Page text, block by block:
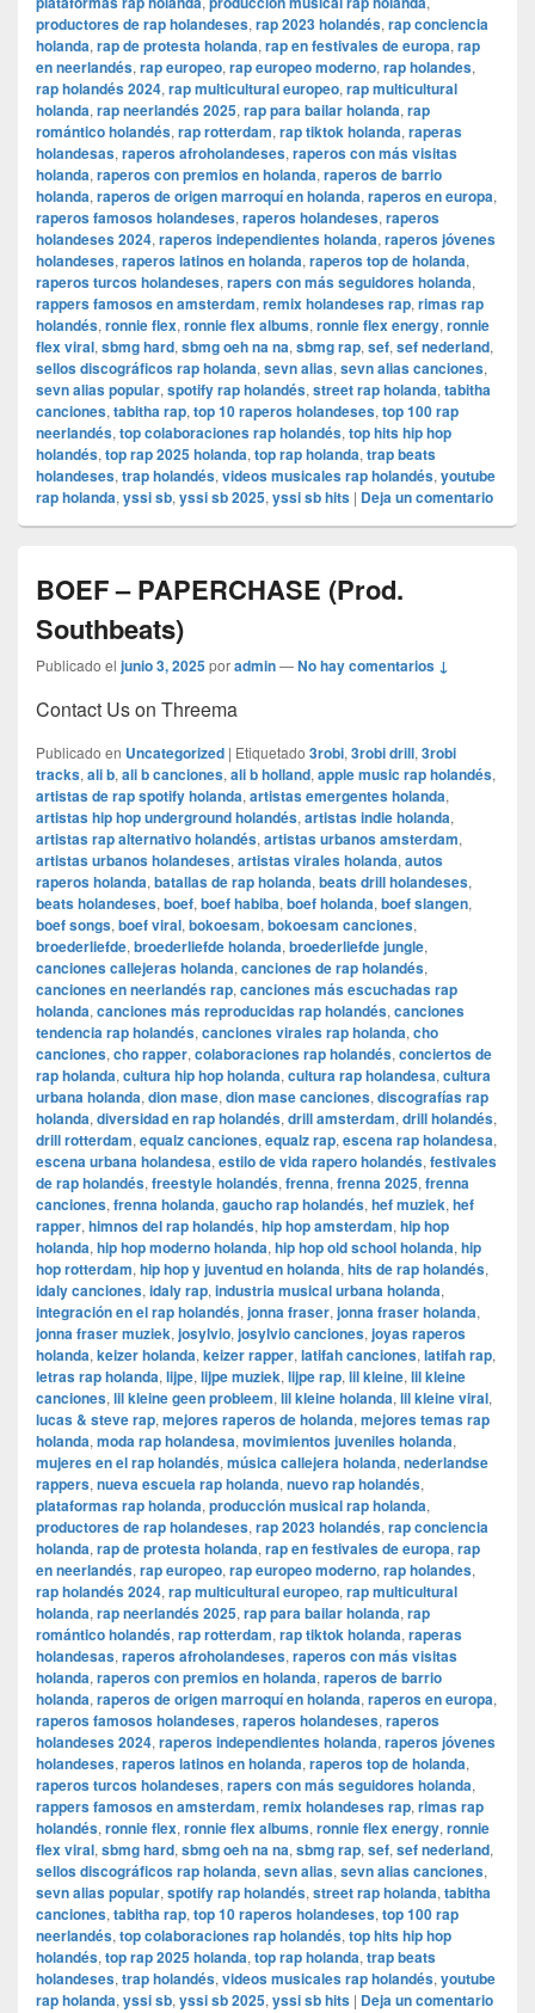
productores de rap holandeses, rap 2023 holandés, rap conciencia
holanda, rap de protesta holanda, rap en festivales de europa, rap
en neerlandés, rap europeo, rap europeo moderno, rap holandes,
rap holandés 2024, rap multicultural europeo, rap multicultural
holanda, rap neerlandés 2025, rap para bailar holanda, rap
romántico holandés, rap rotterdam, rap tiktok holanda, raperas
holandesas, raperos afroholandeses, raperos con más visitas
holanda, raperos con premios en holanda, raperos de barrio
holanda, raperos de origen marroquí en holanda, raperos en europa,
raperos famosos holandeses, raperos holandeses, raperos
holandeses 2024, raperos independientes holanda, raperos jóvenes
holandeses, raperos latinos en holanda, raperos top de holanda,
raperos turcos holandeses, rapers con más seguidores holanda,
rappers famosos en amsterdam, remix holandeses rap, rimas rap
holandés, ronnie flex, ronnie flex albums, ronnie flex energy, ronnie
flex viral, sbmg hard, sbmg oeh na na, sbmg rap, sef, sef nederland,
sellos discográficos rap holanda, sevn alias, sevn alias canciones,
sevn alias popular, spotify rap holandés, street rap holanda, tabitha
canciones, tabitha rap, top 10 raperos holandeses, top 100 rap
neerlandés, top colaboraciones rap holandés, top hits hip hop
holandés, top rap 2025 holanda, top rap holanda, trap beats
holandeses, trap holandés, videos musicales rap holandés, youtube
rap holanda, yssi sb, yssi sb 2025, yssi sb hits | Deja un comentario
BOEF – PAPERCHASE (Prod.
Southbeats)
Publicado el junio 3, 2025poradmin—No hay comentarios ↓
Contact Us on Threema
Publicado en Uncategorized | Etiquetado 3robi, 3robi drill, 3robi
tracks, ali b, ali b canciones, ali b holland, apple music rap holandés,
artistas de rap spotify holanda, artistas emergentes holanda,
artistas hip hop underground holandés, artistas indie holanda,
artistas rap alternativo holandés, artistas urbanos amsterdam,
artistas urbanos holandeses, artistas virales holanda, autos
raperos holanda, batallas de rap holanda, beats drill holandeses,
beats holandeses, boef, boef habiba, boef holanda, boef slangen,
boef songs, boef viral, bokoesam, bokoesam canciones,
broederliefde, broederliefde holanda, broederliefde jungle,
canciones callejeras holanda, canciones de rap holandés,
canciones en neerlandés rap, canciones más escuchadas rap
holanda, canciones más reproducidas rap holandés, canciones
tendencia rap holandés, canciones virales rap holanda, cho
canciones, cho rapper, colaboraciones rap holandés, conciertos de
rap holanda, cultura hip hop holanda, cultura rap holandesa, cultura
urbana holanda, dion mase, dion mase canciones, discografías rap
holanda, diversidad en rap holandés, drill amsterdam, drill holandés,
drill rotterdam, equalz canciones, equalz rap, escena rap holandesa,
escena urbana holandesa, estilo de vida rapero holandés, festivales
de rap holandés, freestyle holandés, frenna, frenna 2025, frenna
canciones, frenna holanda, gaucho rap holandés, hef muziek, hef
rapper, himnos del rap holandés, hip hop amsterdam, hip hop
holanda, hip hop moderno holanda, hip hop old school holanda, hip
hop rotterdam, hip hop y juventud en holanda, hits de rap holandés,
idaly canciones, idaly rap, industria musical urbana holanda,
integración en el rap holandés, jonna fraser, jonna fraser holanda,
jonna fraser muziek, josylvio, josylvio canciones, joyas raperos
holanda, keizer holanda, keizer rapper, latifah canciones, latifah rap,
letras rap holanda, lijpe, lijpe muziek, lijpe rap, lil kleine, lil kleine
canciones, lil kleine geen probleem, lil kleine holanda, lil kleine viral,
lucas & steve rap, mejores raperos de holanda, mejores temas rap
holanda, moda rap holandesa, movimientos juveniles holanda,
mujeres en el rap holandés, música callejera holanda, nederlandse
rappers, nueva escuela rap holanda, nuevo rap holandés,
plataformas rap holanda, producción musical rap holanda,
productores de rap holandeses, rap 2023 holandés, rap conciencia
holanda, rap de protesta holanda, rap en festivales de europa, rap
en neerlandés, rap europeo, rap europeo moderno, rap holandes,
rap holandés 2024, rap multicultural europeo, rap multicultural
holanda, rap neerlandés 2025, rap para bailar holanda, rap
romántico holandés, rap rotterdam, rap tiktok holanda, raperas
holandesas, raperos afroholandeses, raperos con más visitas
holanda, raperos con premios en holanda, raperos de barrio
holanda, raperos de origen marroquí en holanda, raperos en europa,
raperos famosos holandeses, raperos holandeses, raperos
holandeses 2024, raperos independientes holanda, raperos jóvenes
holandeses, raperos latinos en holanda, raperos top de holanda,
raperos turcos holandeses, rapers con más seguidores holanda,
rappers famosos en amsterdam, remix holandeses rap, rimas rap
holandés, ronnie flex, ronnie flex albums, ronnie flex energy, ronnie
flex viral, sbmg hard, sbmg oeh na na, sbmg rap, sef, sef nederland,
sellos discográficos rap holanda, sevn alias, sevn alias canciones,
sevn alias popular, spotify rap holandés, street rap holanda, tabitha
canciones, tabitha rap, top 10 raperos holandeses, top 100 rap
neerlandés, top colaboraciones rap holandés, top hits hip hop
holandés, top rap 2025 holanda, top rap holanda, trap beats
holandeses, trap holandés, videos musicales rap holandés, youtube
rap holanda, yssi sb, yssi sb 2025, yssi sb hits | Deja un comentario